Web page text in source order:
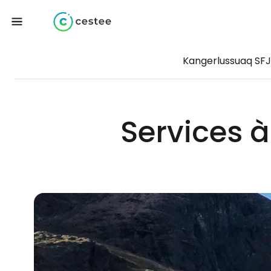
Kangerlussuaq SFJ
Services